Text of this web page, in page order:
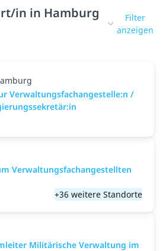
in in Hamburg
Filter
anzeigen
Verwaltungsfachangestelle:n /
Verwaltungsfachangestellten
+36 weitere Standorte
Militärische Verwaltung im